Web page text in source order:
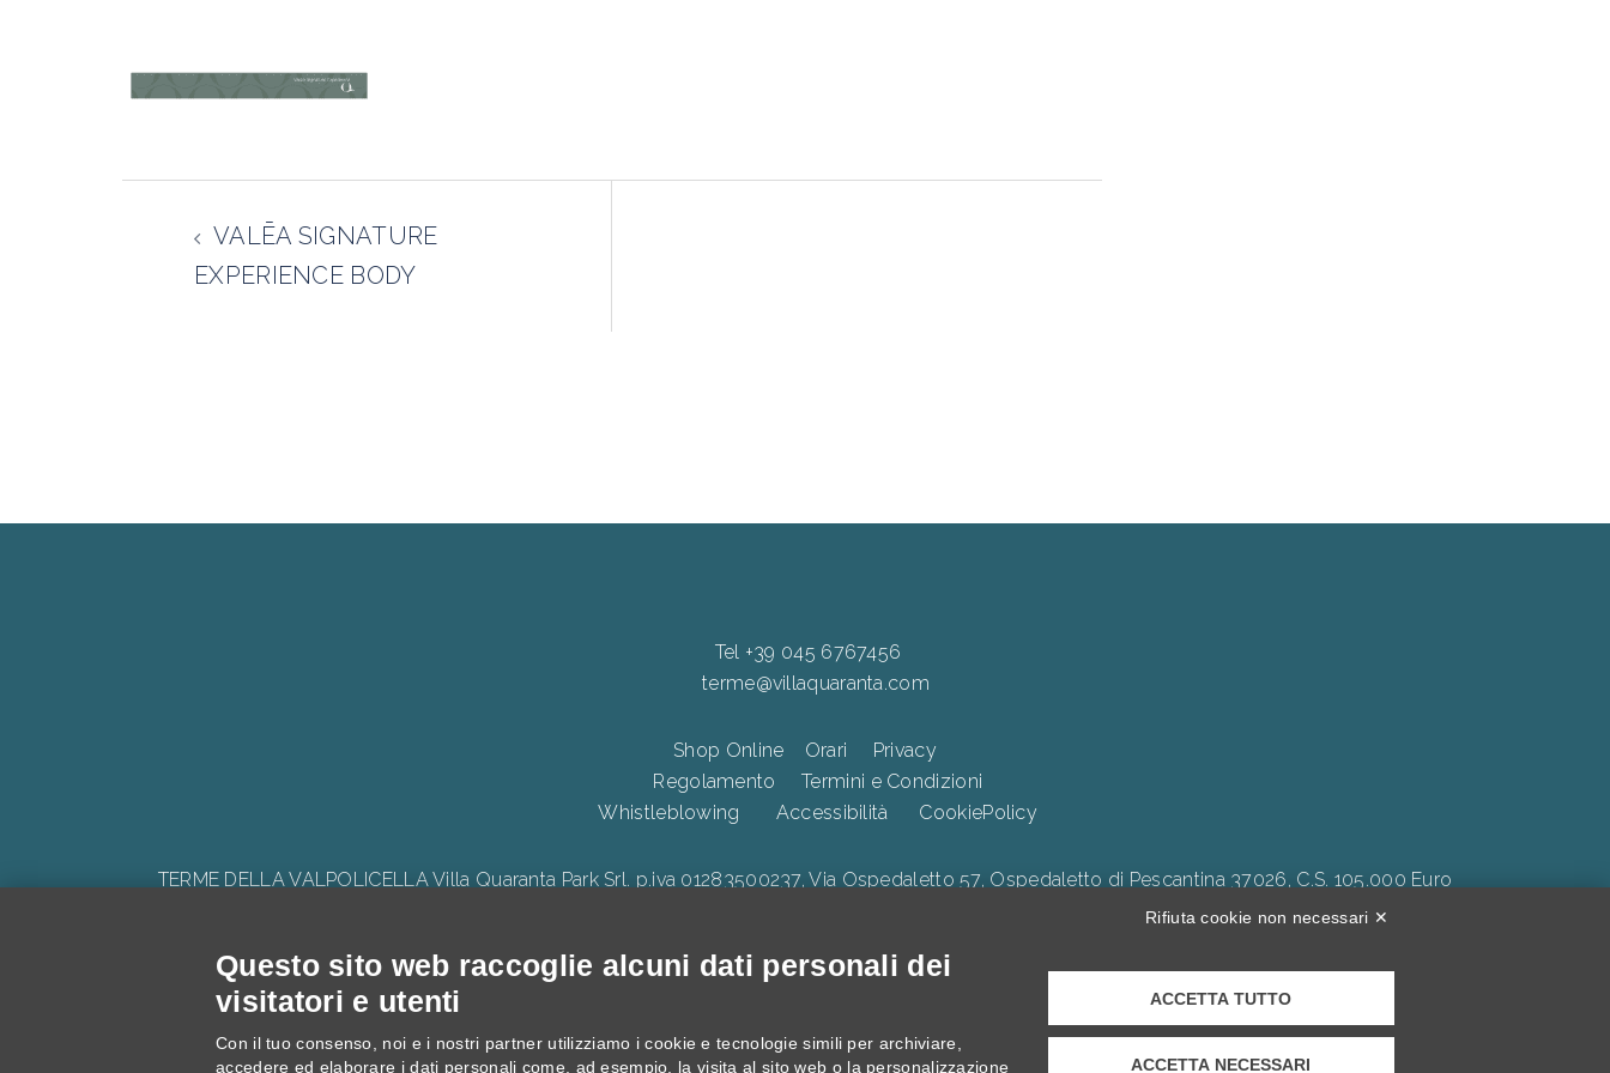
articoloVALĒA SIGNATURE
EXPERIENCE BODY
Tel +39 045 6767456
terme@villaquaranta.com
Shop Online Orari
Privacy
Regolamento
Termini e Condizioni
Whistleblowing
Accessibilità CookiePolicy
TERME DELLA VALPOLICELLA Villa Quaranta Park Srl. p.iva 01283500237, Via Ospedaletto 57, Ospedaletto di Pescantina 37026, C.S. 105.000 Euro
Progetto: "Villa Quaranta, interventi di Innovazione digitale, Ecologica e di Inclusività."
Rifiuta cookie non necessari ✕
Questo sito web raccoglie alcuni dati personali dei
visitatori e utenti
Con il tuo consenso, noi e i nostri partner utilizziamo i cookie e tecnologie simili per archiviare,
accedere ed elaborare i dati personali come, ad esempio, la visita al sito web o la personalizzazione
ACCETTA TUTTO
ACCETTA NECESSARI